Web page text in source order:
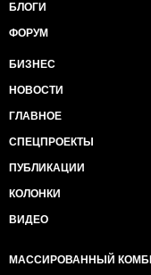
БЛОГИ
ФОРУМ
БИЗНЕС
НОВОСТИ
ГЛАВНОЕ
СПЕЦПРОЕКТЫ
ПУБЛИКАЦИИ
КОЛОНКИ
ВИДЕО
МАССИРОВАННЫЙ